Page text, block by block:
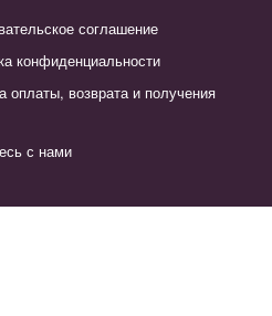
соглашение
конфиденциальности
оплаты, возврата и получения
с нами